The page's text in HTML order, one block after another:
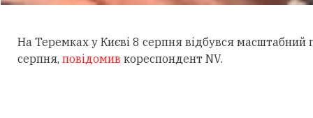
На Теремках у Києві 8 серпня відбувся масштабний
серпня, повідомив кореспондент NV.